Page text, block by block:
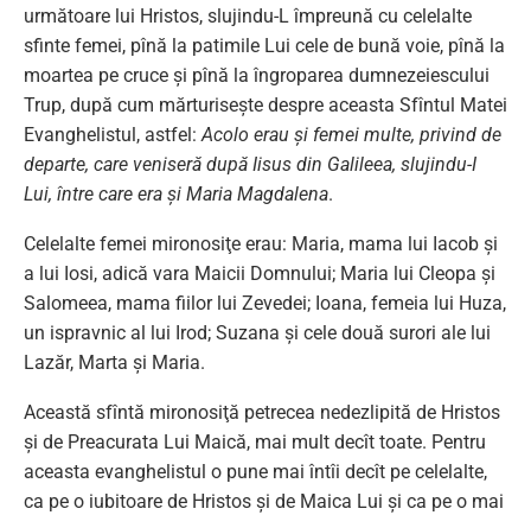
următoare lui Hristos, slujindu-L împreună cu celelalte
sfinte femei, pînă la patimile Lui cele de bună voie, pînă la
moartea pe cruce şi pînă la îngroparea dumnezeiescului
Trup, după cum mărturiseşte despre aceasta Sfîntul Matei
Evanghelistul, astfel:Acolo erau şi femei multe, privind de
departe, care veniseră după Iisus din Galileea, slujindu-I
Lui, între care era şi Maria Magdalena.
Celelalte femei mironosiţe erau: Maria, mama lui Iacob şi
a lui Iosi, adică vara Maicii Domnului; Maria lui Cleopa şi
Salomeea, mama fiilor lui Zevedei; Ioana, femeia lui Huza,
un ispravnic al lui Irod; Suzana şi cele două surori ale lui
Lazăr, Marta şi Maria.
Această sfîntă mironosiţă petrecea nedezlipită de Hristos
şi de Preacurata Lui Maică, mai mult decît toate. Pentru
aceasta evanghelistul o pune mai întîi decît pe celelalte,
ca pe o iubitoare de Hristos şi de Maica Lui şi ca pe o mai